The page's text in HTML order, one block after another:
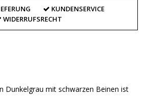
KUNDENSERVICE
WIDERRUFSRECHT
Dunkelgrau mit schwarzen Beinen ist